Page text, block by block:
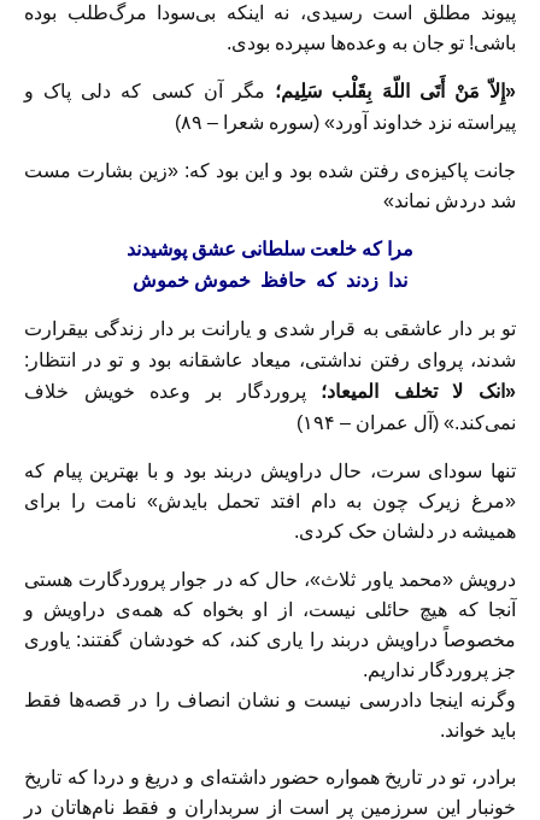
پيوند مطلق است رسیدی، نه اينكه بى‌سودا مرگ‌طلب بوده
باشى! تو جان به وعده‌ها سپرده بودى.
«إِلاّ مَنْ أَتَى اللّهَ بِقَلْب سَلِیم؛ مگر آن كسى كه دلى پاک و
پيراسته نزد خداوند آورد» (سوره شعرا – ٨٩)
جانت پاكيزه‌ى رفتن شده بود و اين بود كه: «زين بشارت مست
شد دردش نماند»
مرا که خلعت سلطانی عشق پوشیدند
ندا زدند که حافظ خموش خموش
تو بر دار عاشقی به قرار شدى و یارانت بر دار زندگی بیقرارت
شدند، پروای رفتن نداشتی، میعاد عاشقانه بود و تو در انتظار:
«انک لا تخلف المیعاد؛
پروردگار بر وعده خويش خلاف
نمی‌كند.» (آل‌ عمران – ١۹۴)
تنها سودای سرت، حال دراویش دربند بود و با بهترين پيام كه
«مرغ زیرک چون به دام افتد تحمل بایدش» نامت را براى
هميشه در دلشان حک كردى.
درويش «محمد یاور ثلاث»، حال كه در جوار پروردگارت هستى
آنجا که هیچ حائلی نیست، از او بخواه كه همه‌ى دراويش و
مخصوصاً دراويش دربند را يارى كند، كه خودشان گفتند: ياورى
جز پروردگار نداريم.
وگرنه اینجا دادرسى نيست و نشان انصاف را در قصه‌ها فقط
باید خواند.
برادر، تو در تاريخ همواره حضور داشته‌اى و دريغ و دردا كه تاريخ
خونبار اين سرزمين پر است از سربداران و فقط نام‌هاتان در